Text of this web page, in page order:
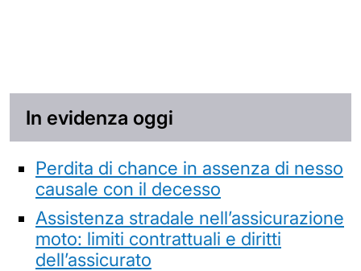
In evidenza oggi
Perdita di chance in assenza di nesso
causale con il decesso
Assistenza stradale nell’assicurazione
moto: limiti contrattuali e diritti
dell’assicurato